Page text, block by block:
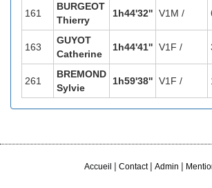
161
BURGEOT
Thierry
1h44'32'' V1M /
163
GUYOT
Catherine
1h44'41'' V1F /
261
BREMOND
Sylvie
1h59'38'' V1F /
Accueil |Contact|Admin |